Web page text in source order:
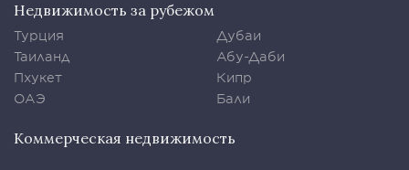
Недвижимость за рубежом
Турция
Таиланд
Пхукет
ОАЭ
Дубаи
Абу-Даби
Кипр
Бали
Коммерческая недвижимость